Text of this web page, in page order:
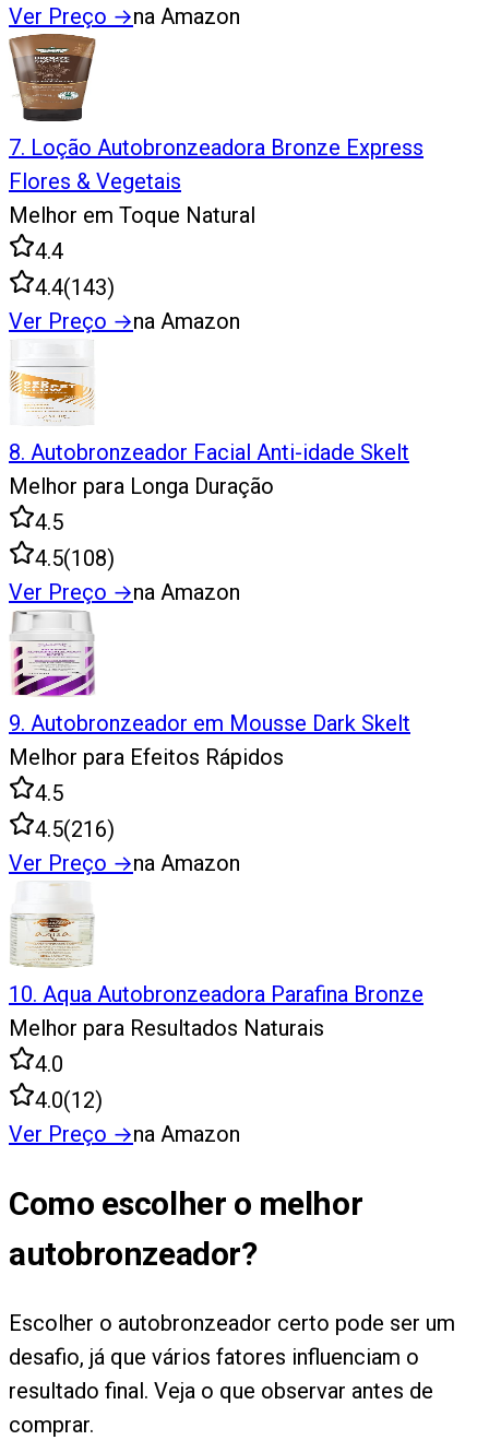
Ver Preço →na Amazon
7. Loção Autobronzeadora Bronze Express
Flores & Vegetais
Melhor em Toque Natural
4.4
4.4(143)
Ver Preço →na Amazon
8. Autobronzeador Facial Anti-idade Skelt
Melhor para Longa Duração
4.5
4.5(108)
Ver Preço →na Amazon
9. Autobronzeador em Mousse Dark Skelt
Melhor para Efeitos Rápidos
4.5
4.5(216)
Ver Preço →na Amazon
10. Aqua Autobronzeadora Parafina Bronze
Melhor para Resultados Naturais
4.0
4.0(12)
Ver Preço →na Amazon
Como escolher o melhor
autobronzeador?
Escolher o autobronzeador certo pode ser um
desafio, já que vários fatores influenciam o
resultado final. Veja o que observar antes de
comprar.